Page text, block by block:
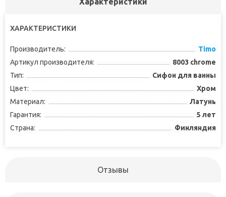
ХАРАКТЕРИСТИКИ
Производитель:
Timo
Артикул производителя:
8003 chrome
Тип:
Сифон для ванны
Цвет:
Хром
Материал:
Латунь
Гарантия:
5 лет
Страна:
Финляндия
Отзывы